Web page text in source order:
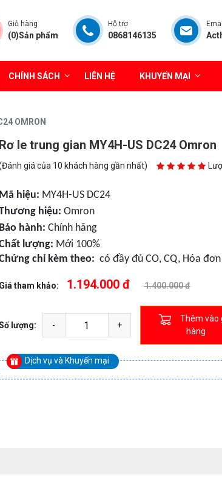
Giỏ hàng
(0)Sản phẩm
Hỗ trợ
0868146135
Email
CHÍNH SÁCH LIÊN HỆ KHUYẾN MẠI
OMRON
Rơ le trung gian MY4H-US DC24 Omron
giá của 10 khách hàng gần nhất)
Mã hiệu: MY4H-US DC24
hiệu: Omron
Bảo hành: Chính hãng
lượng: Mới 100%
chỉ kèm theo: có đầy đủ CO, CQ, Hóa đơn
Giá tham khảo: 1.194.000 đ 1.400.000 đ
lượng:
Thêm vào
hàng
Dịch vụ và Khuyến mại